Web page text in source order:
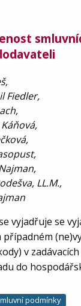
Fiedler,
LL.M.,
vyjadřuje se
v
do
podmínky